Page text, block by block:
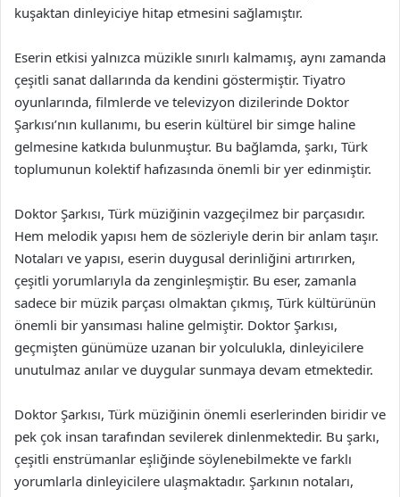
kuşaktan dinleyiciye hitap etmesini sağlamıştır.
Eserin etkisi yalnızca müzikle sınırlı kalmamış, aynı zamanda
çeşitli sanat dallarında da kendini göstermiştir. Tiyatro
oyunlarında, filmlerde ve televizyon dizilerinde Doktor
Şarkısı’nın kullanımı, bu eserin kültürel bir simge haline
gelmesine katkıda bulunmuştur. Bu bağlamda, şarkı, Türk
toplumunun kolektif hafızasında önemli bir yer edinmiştir.
Doktor Şarkısı, Türk müziğinin vazgeçilmez bir parçasıdır.
Hem melodik yapısı hem de sözleriyle derin bir anlam taşır.
Notaları ve yapısı, eserin duygusal derinliğini artırırken,
çeşitli yorumlarıyla da zenginleşmiştir. Bu eser, zamanla
sadece bir müzik parçası olmaktan çıkmış, Türk kültürünün
önemli bir yansıması haline gelmiştir. Doktor Şarkısı,
geçmişten günümüze uzanan bir yolculukla, dinleyicilere
unutulmaz anılar ve duygular sunmaya devam etmektedir.
Doktor Şarkısı, Türk müziğinin önemli eserlerinden biridir ve
pek çok insan tarafından sevilerek dinlenmektedir. Bu şarkı,
çeşitli enstrümanlar eşliğinde söylenebilmekte ve farklı
yorumlarla dinleyicilere ulaşmaktadır. Şarkının notaları,